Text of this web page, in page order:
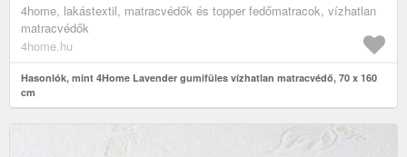
4home, lakástextil, matracvédők és topper fedőmatracok, vízhatlan
matracvédők
4home.hu
Hasonlók, mint 4Home Lavender gumifüles vízhatlan matracvédő, 70 x 160
cm